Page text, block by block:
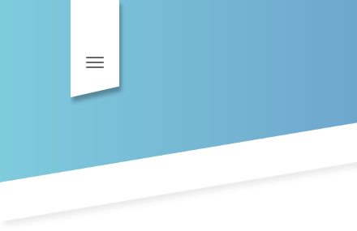
Toggle navigation